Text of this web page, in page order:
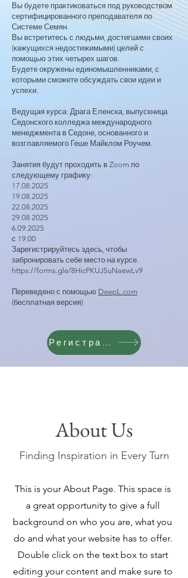
Вы будете практиковаться под руководством
сертифицированного преподавателя по
Системе Семян.
Вы встретитесь с людьми, достигшими своих
(кажущихся недостижимыми) целей с
помощью этих четырех шагов.
Будете окружены единомышленниками, с
которыми сможете обсуждать свои идеи и
успехи.
Ведущая курса: Драга Еленска, выпускница
Седонского колледжа международного
менеджмента в Седоне, основанного и
возглавляемого Геше Майклом Роучем.
Занятия будут проходить в Zoom по
следующему графику:
17.08.2025
19.08.2025
22.08.2025
29.08 2025
6.09.2025
с 19.00
Зарегистрируйтесь здесь, чтобы
забронировать себе место на курсе.
https://forms.gle/8HicPKUJSuNaewLv9
Переведено с помощью DeepL.com
(бесплатная версия)
Регистрация
About Us
Finding Inspiration in Every Turn
This is your About Page. This space is
a great opportunity to give a full
background on who you are, what you
do and what your website has to offer.
Double click on the text box to start
editing your content and make sure to